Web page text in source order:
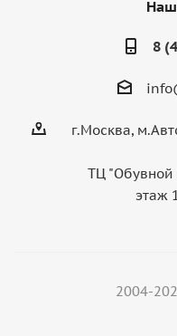
8
г.Москва,
ТЦ "Обувной
этаж
2004-